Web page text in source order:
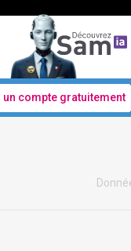
un compte gratuitement